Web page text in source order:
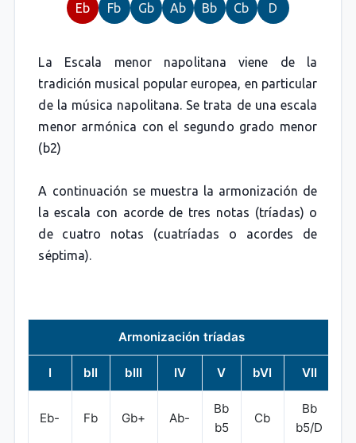
Eb Fb Gb Ab Bb Cb D
La Escala menor napolitana viene de la
tradición musical popular europea, en particular
de la música napolitana. Se trata de una escala
menor armónica con el segundo grado menor
(b2)
A continuación se muestra la armonización de
la escala con acorde de tres notas (tríadas) o
de cuatro notas (cuatríadas o acordes de
séptima).
Armonización tríadas
I bII bIII IV V bVI VII
Eb- Fb Gb+ Ab-
Bb
b5
Cb
Bb
b5/D